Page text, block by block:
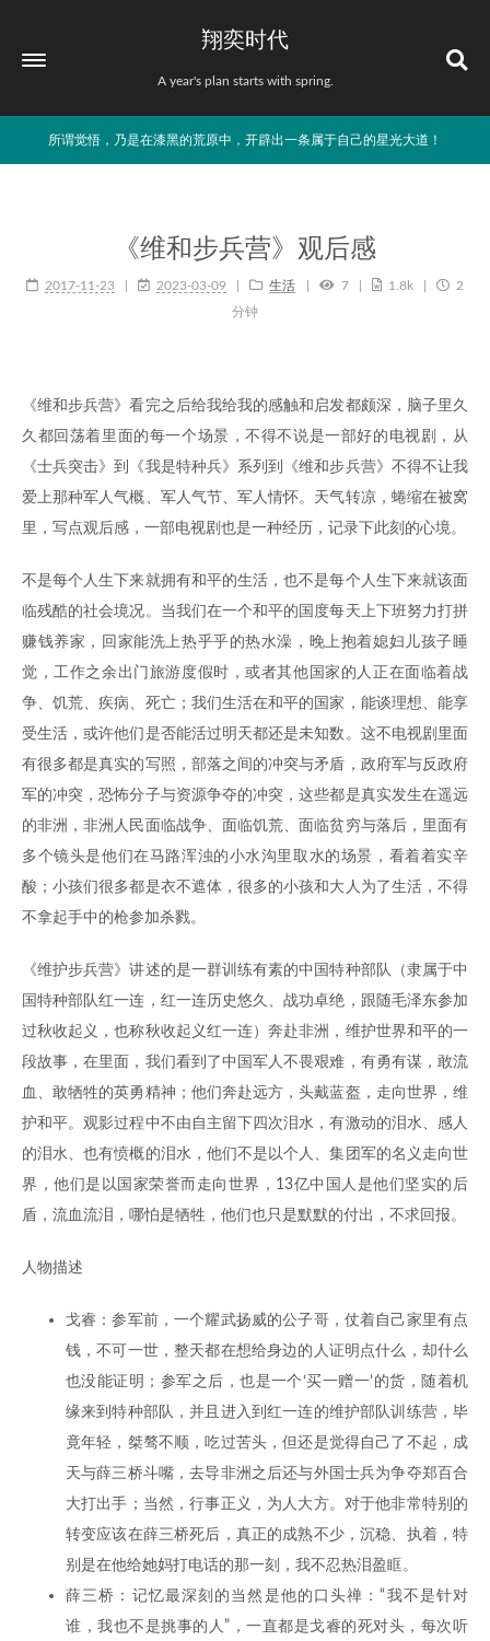
翔奕时代
A year's plan starts with spring.
所谓觉悟，乃是在漆黑的荒原中，开辟出一条属于自己的星光大道！
《维和步兵营》观后感
2017-11-23 2023-03-09 生活 7 1.8k
2
分钟
《维和步兵营》看完之后给我给我的感触和启发都颇深，脑子里久
久都回荡着里面的每一个场景，不得不说是一部好的电视剧，从
《士兵突击》到《我是特种兵》系列到《维和步兵营》不得不让我
爱上那种军人气概、军人气节、军人情怀。天气转凉，蜷缩在被窝
里，写点观后感，一部电视剧也是一种经历，记录下此刻的心境。
不是每个人生下来就拥有和平的生活，也不是每个人生下来就该面
临残酷的社会境况。当我们在一个和平的国度每天上下班努力打拼
赚钱养家，回家能洗上热乎乎的热水澡，晚上抱着媳妇儿孩子睡
觉，工作之余出门旅游度假时，或者其他国家的人正在面临着战
争、饥荒、疾病、死亡；我们生活在和平的国家，能谈理想、能享
受生活，或许他们是否能活过明天都还是未知数。这不电视剧里面
有很多都是真实的写照，部落之间的冲突与矛盾，政府军与反政府
军的冲突，恐怖分子与资源争夺的冲突，这些都是真实发生在遥远
的非洲，非洲人民面临战争、面临饥荒、面临贫穷与落后，里面有
多个镜头是他们在马路浑浊的小水沟里取水的场景，看着着实辛
酸；小孩们很多都是衣不遮体，很多的小孩和大人为了生活，不得
不拿起手中的枪参加杀戮。
《维护步兵营》讲述的是一群训练有素的中国特种部队（隶属于中
国特种部队红一连，红一连历史悠久、战功卓绝，跟随毛泽东参加
过秋收起义，也称秋收起义红一连）奔赴非洲，维护世界和平的一
段故事，在里面，我们看到了中国军人不畏艰难，有勇有谋，敢流
血、敢牺牲的英勇精神；他们奔赴远方，头戴蓝盔，走向世界，维
护和平。观影过程中不由自主留下四次泪水，有激动的泪水、感人
的泪水、也有愤概的泪水，他们不是以个人、集团军的名义走向世
界，他们是以国家荣誉而走向世界，13亿中国人是他们坚实的后
盾，流血流泪，哪怕是牺牲，他们也只是默默的付出，不求回报。
人物描述
戈睿：参军前，一个耀武扬威的公子哥，仗着自己家里有点
钱，不可一世，整天都在想给身边的人证明点什么，却什么
也没能证明；参军之后，也是一个‘买一赠一’的货，随着机
缘来到特种部队，并且进入到红一连的维护部队训练营，毕
竟年轻，桀骜不顺，吃过苦头，但还是觉得自己了不起，成
天与薛三桥斗嘴，去导非洲之后还与外国士兵为争夺郑百合
大打出手；当然，行事正义，为人大方。对于他非常特别的
转变应该在薛三桥死后，真正的成熟不少，沉稳、执着，特
别是在他给她妈打电话的那一刻，我不忍热泪盈眶。
薛三桥：记忆最深刻的当然是他的口头禅：“我不是针对
谁，我也不是挑事的人”，一直都是戈睿的死对头，每次听